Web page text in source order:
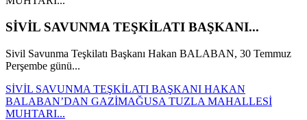
SİVİL SAVUNMA TEŞKİLATI BAŞKANI...
Sivil Savunma Teşkilatı Başkanı Hakan BALABAN, 30 Temmuz
Perşembe günü...
SİVİL SAVUNMA TEŞKİLATI BAŞKANI HAKAN
BALABAN’DAN GAZİMAĞUSA TUZLA MAHALLESİ
MUHTARI...